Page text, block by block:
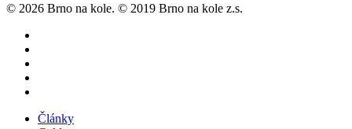
© 2026 Brno na kole. © 2019 Brno na kole z.s.
Close
Články